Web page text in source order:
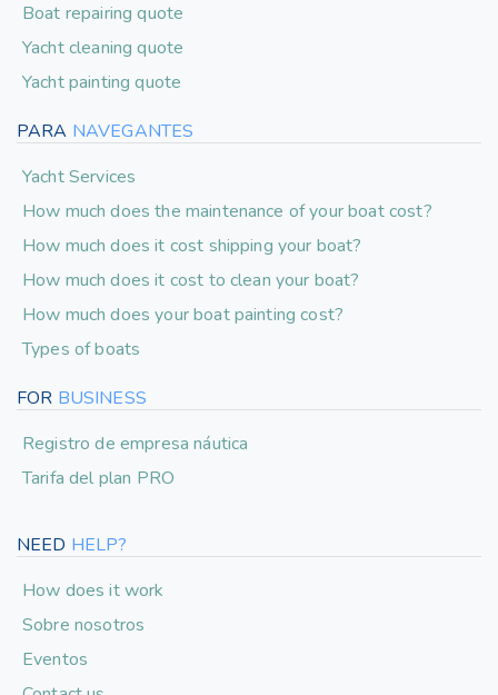
Boat repairing quote
Yacht cleaning quote
Yacht painting quote
PARA NAVEGANTES
Yacht Services
How much does the maintenance of your boat cost?
How much does it cost shipping your boat?
How much does it cost to clean your boat?
How much does your boat painting cost?
Types of boats
FOR BUSINESS
Registro de empresa náutica
Tarifa del plan PRO
NEED HELP?
How does it work
Sobre nosotros
Eventos